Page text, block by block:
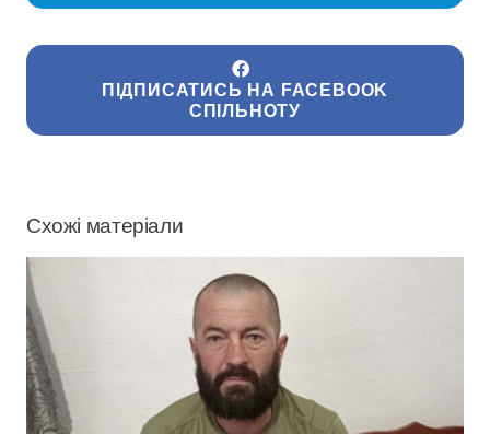
ПІДПИСАТИСЬ НА FACEBOOK
СПІЛЬНОТУ
Схожі матеріали